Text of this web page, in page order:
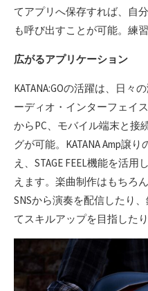
てアプリへ保存すれば、自
も呼び出すことが可能。練
広がるアプリケーション
KATANA:GOの活躍は、日々
ーディオ・インターフェイ
からPC、モバイル端末と接
グが可能。KATANA Amp譲
え、STAGE FEEL機能を活
えます。楽曲制作はもちろ
SNSから演奏を配信したり
てスキルアップを目指した